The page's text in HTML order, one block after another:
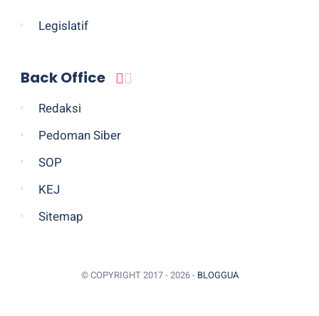
Legislatif
Back Office
Redaksi
Pedoman Siber
SOP
KEJ
Sitemap
© COPYRIGHT 2017 - 2026 - BLOGGUA